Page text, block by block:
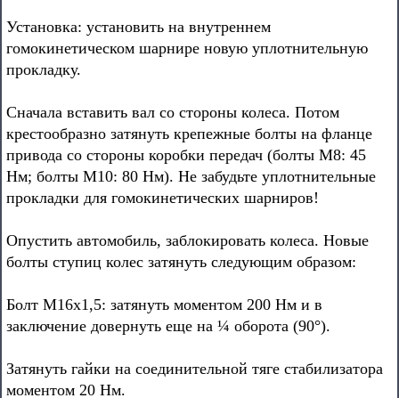
Установка: установить на внутреннем
гомокинетическом шарнире новую уплотнительную
прокладку.
Сначала вставить вал со стороны колеса. Потом
крестообразно затянуть крепежные болты на фланце
привода со стороны коробки передач (болты М8: 45
Нм; болты М10: 80 Нм). Не забудьте уплотнительные
прокладки для гомокинетических шарниров!
Опустить автомобиль, заблокировать колеса. Новые
болты ступиц колес затянуть следующим образом:
Болт М16х1,5: затянуть моментом 200 Нм и в
заключение довернуть еще на ¼ оборота (90°).
Затянуть гайки на соединительной тяге стабилизатора
моментом 20 Нм.